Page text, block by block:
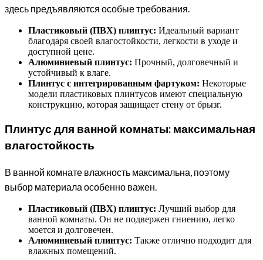
здесь предъявляются особые требования.
Пластиковый (ПВХ) плинтус: Идеальный вариант
благодаря своей влагостойкости, легкости в уходе и
доступной цене.
Алюминиевый плинтус: Прочный, долговечный и
устойчивый к влаге.
Плинтус с интегрированным фартуком: Некоторые
модели пластиковых плинтусов имеют специальную
конструкцию, которая защищает стену от брызг.
Плинтус для ванной комнаты: максимальная
влагостойкость
В ванной комнате влажность максимальна, поэтому
выбор материала особенно важен.
Пластиковый (ПВХ) плинтус: Лучший выбор для
ванной комнаты. Он не подвержен гниению, легко
моется и долговечен.
Алюминиевый плинтус: Также отлично подходит для
влажных помещений.